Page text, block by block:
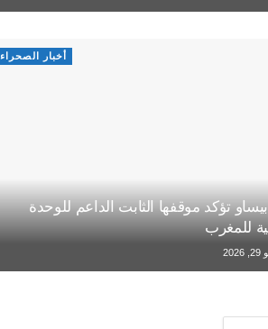
أخبار الصحراء
بيساو تؤكد موقفها الثابت الداعم للوحدة
للمغرب